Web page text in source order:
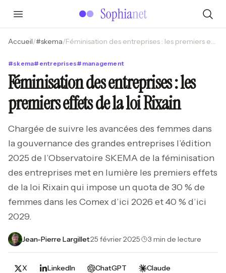
Accueil/#skema/ Féminisation des entreprises : les premiers effets de la loi Rixain
#skema# entreprises# management
Féminisation des entreprises : les
premiers effets de la loi Rixain
Chargée de suivre les avancées des femmes dans
la gouvernance des grandes entreprises l’édition
2025 de l’Observatoire SKEMA de la féminisation
des entreprises met en lumière les premiers effets
de la loi Rixain qui impose un quota de 30 % de
femmes dans les Comex d’ici 2026 et 40 % d’ici
2029.
Jean-Pierre Largillet·25 février 2025· 3 min de lecture
X LinkedIn ChatGPT Claude